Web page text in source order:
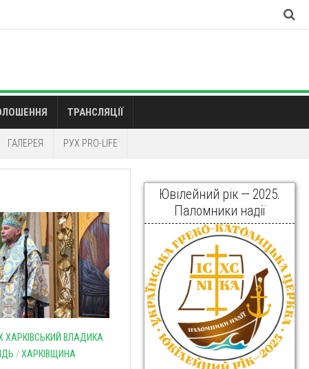
ТРАНСЛЯЦІЇ
ГАЛЕРЕЯ РУХ PRO-LIFE
ХАРКІВСЬКИЙ ВЛАДИКА
/ХАРКІВЩИНА
Ювілейний рік — 2025.
Паломники надії